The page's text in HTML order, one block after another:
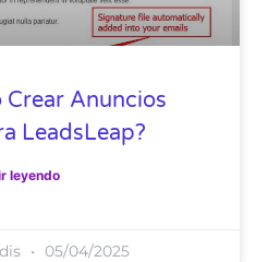
Crear Anuncios
LeadsLeap?
leyendo
05/04/2025